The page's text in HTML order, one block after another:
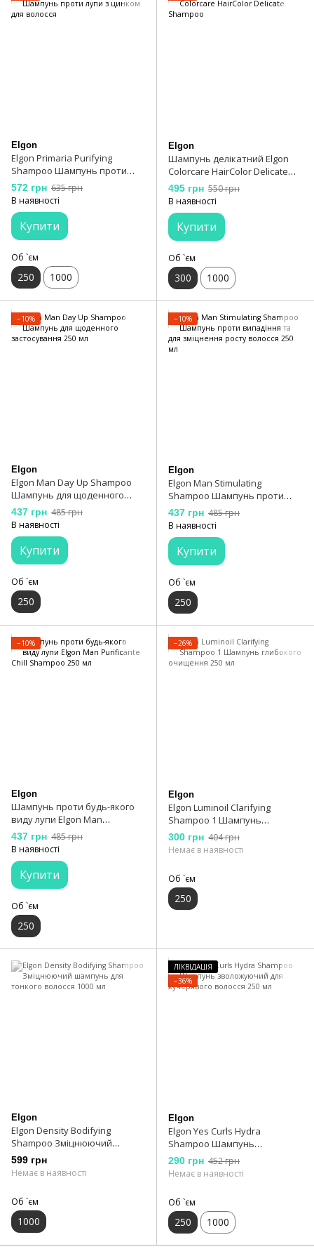
Elgon
Elgon Primaria Purifying
Shampoo Шампунь проти
лупи з цинком для волосся
572 грн 635 грн
В наявності
Купити
Об `єм
250 1000
Elgon
Шампунь делікатний Elgon
Colorcare HairColor Delicate
Shampoo
495 грн 550 грн
В наявності
Купити
Об `єм
300 1000
−10%
Elgon
Elgon Man Day Up Shampoo
Шампунь для щоденного
застосування 250 мл
437 грн 485 грн
В наявності
Купити
Об `єм
250
−10%
Elgon
Elgon Man Stimulating
Shampoo Шампунь проти
випадіння та для зміцнення
росту волосся 250 мл
437 грн 485 грн
В наявності
Купити
Об `єм
250
−10%
Elgon
Шампунь проти будь-якого
виду лупи Elgon Man
Purificante Chill Shampoo 250
мл
437 грн 485 грн
В наявності
Купити
Об `єм
250
−26%
Elgon
Elgon Luminoil Clarifying
Shampoo 1 Шампунь
глибокого очищення 250 мл
300 грн 404 грн
Немає в наявності
Об `єм
250
Elgon
Elgon Density Bodifying
Shampoo Зміцнюючий
шампунь для тонкого волосся
1000 мл
599 грн
Немає в наявності
Об `єм
1000
ЛІКВІДАЦІЯ
−36%
Elgon
Elgon Yes Curls Hydra
Shampoo Шампунь
зволожуючий для кучерявого
волосся 250 мл
290 грн 452 грн
Немає в наявності
Об `єм
250 1000